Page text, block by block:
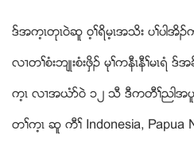
ဒ္အက့ၚတုၚ၀ဲဆူ ၀့ႈရိမ့ၚအသိး ပႈပါအိဥ
လ႕တႈစံးဘ်ဳးစံးဖွိဥ မုႈကနီၚနီႈမၚရံ ဒ္
က့ၚ လ႕အဎံဏ၀ဲ ၁၂ သီ ဒီကတီႈညါအပူ
တႈက့ၚ ဆူ ကီႈ Indonesia, Papua